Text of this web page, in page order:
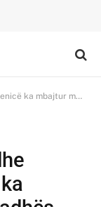
mbledhjen e radhës